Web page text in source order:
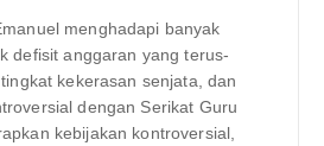
menghadapi banyak
defisit anggaran yang terus-
kekerasan senjata, dan
dengan Serikat Guru
kebijakan kontroversial,